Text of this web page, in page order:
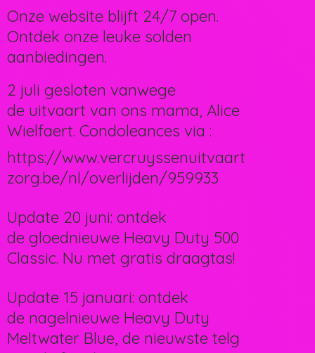
Onze website blijft 24/7 open.
Ontdek onze leuke solden
aanbiedingen.
2 juli gesloten vanwege
de uitvaart van ons mama, Alice
Wielfaert. Condoleances via :
https://www.vercruyssenuitvaart
zorg.be/nl/overlijden/959933
Update 20 juni: ontdek
de gloednieuwe Heavy Duty 500
Classic. Nu met gratis draagtas!
Update 15 januari: ontdek
de nagelnieuwe Heavy Duty
Meltwater Blue, de nieuwste telg